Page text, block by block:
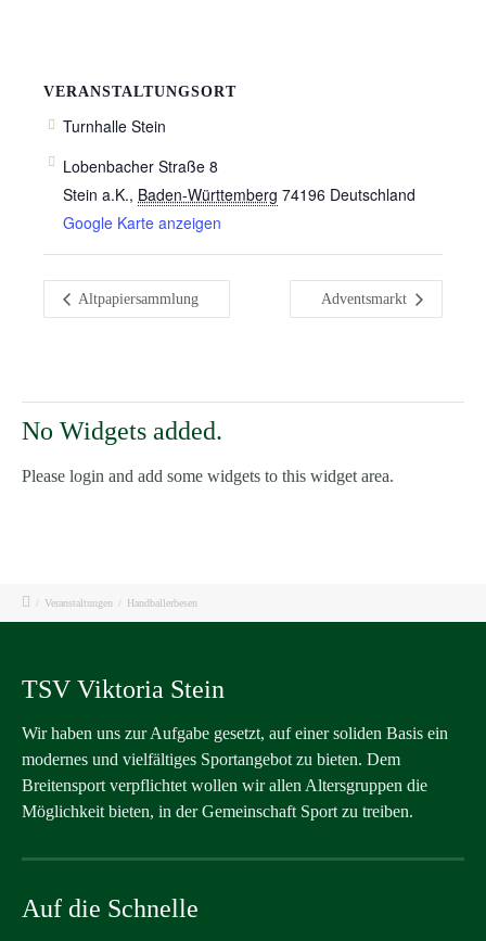
VERANSTALTUNGSORT
Turnhalle Stein
Lobenbacher Straße 8
Stein a.K., Baden-Württemberg 74196 Deutschland
Google Karte anzeigen
Altpapiersammlung Adventsmarkt
No Widgets added.
Please login and add some widgets to this widget area.
/ Veranstaltungen / Handballerbesen
TSV Viktoria Stein
Wir haben uns zur Aufgabe gesetzt, auf einer soliden Basis ein
modernes und vielfältiges Sportangebot zu bieten. Dem
Breitensport verpflichtet wollen wir allen Altersgruppen die
Möglichkeit bieten, in der Gemeinschaft Sport zu treiben.
Auf die Schnelle